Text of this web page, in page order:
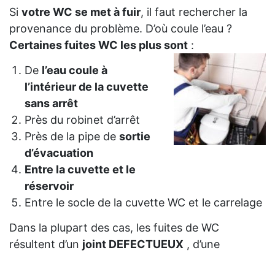
Si votre WC se met à fuir, il faut rechercher la
provenance du problème. D’où coule l’eau ?
Certaines fuites WC les plus sont :
De l’eau coule à
l’intérieur de la cuvette
sans arrêt
Près du robinet d’arrêt
Près de la pipe de sortie
d’évacuation
Entre la cuvette et le
réservoir
Entre le socle de la cuvette WC et le carrelage
Dans la plupart des cas, les fuites de WC
résultent d’un joint DEFECTUEUX , d’une